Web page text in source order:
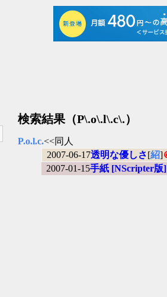
検索結果（P\.o\.l\.c\.）
P.o.l.c.<<同人
2007-06-17透明な優しさ[紹]
2007-01-15手紙 [NScripter版]